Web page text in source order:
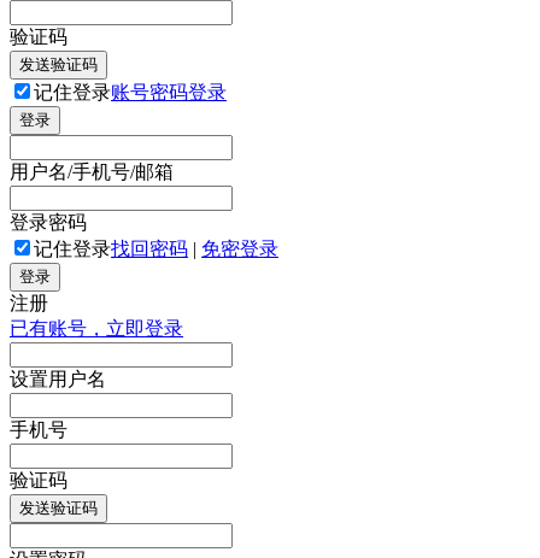
验证码
发送验证码
记住登录账号密码登录
登录
用户名/手机号/邮箱
登录密码
记住登录找回密码 | 免密登录
登录
注册
已有账号，立即登录
设置用户名
手机号
验证码
发送验证码